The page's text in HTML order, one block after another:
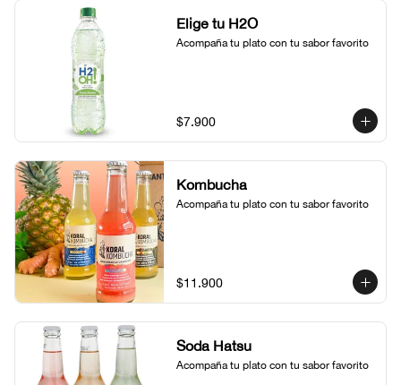
Elige tu H2O
Acompaña tu plato con tu sabor favorito
$7.900
Kombucha
Acompaña tu plato con tu sabor favorito
$11.900
Soda Hatsu
Acompaña tu plato con tu sabor favorito